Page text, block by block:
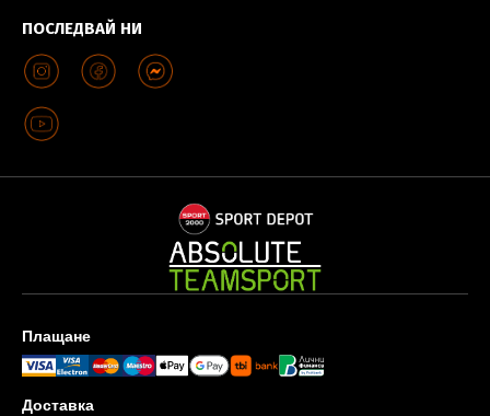
ПОСЛЕДВАЙ НИ
Плащане
Доставка